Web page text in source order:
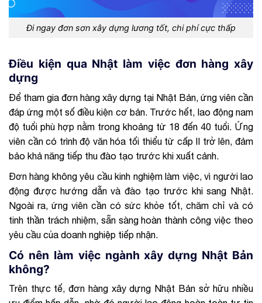
Đi ngay đơn sơn xây dựng lương tốt, chi phí cực thấp
Điều kiện qua Nhật làm việc đơn hàng xây
dựng
Để tham gia đơn hàng xây dựng tại Nhật Bản, ứng viên cần
đáp ứng một số điều kiện cơ bản. Trước hết, lao động nam
độ tuổi phù hợp nằm trong khoảng từ 18 đến 40 tuổi. Ứng
viên cần có trình độ văn hóa tối thiểu từ cấp II trở lên, đảm
bảo khả năng tiếp thu đào tạo trước khi xuất cảnh.
Đơn hàng không yêu cầu kinh nghiệm làm việc, vì người lao
động được hướng dẫn và đào tạo trước khi sang Nhật.
Ngoài ra, ứng viên cần có sức khỏe tốt, chăm chỉ và có
tinh thần trách nhiệm, sẵn sàng hoàn thành công việc theo
yêu cầu của doanh nghiệp tiếp nhận.
Có nên làm việc ngành xây dựng Nhật Bản
không?
Trên thực tế, đơn hàng xây dựng Nhật Bản sở hữu nhiều